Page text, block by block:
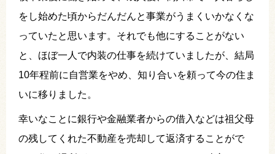
をし始めた頃からだんだんと事業がうまくいかなくな
っていたと思います。それでも他にすることがない
と、ほぼ一人で内装の仕事を続けていましたが、結局
10年程前に自営業をやめ、知り合いを頼って今の住ま
いに移りました。
幸いなことに銀行や金融業者からの借入などは祖父母
の残してくれた不動産を売却して返済することがで